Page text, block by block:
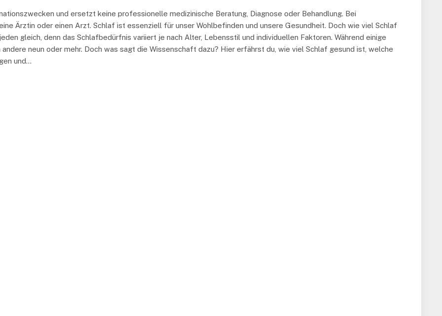
und ersetzt keine professionelle medizinische Beratung, Diagnose oder Behandlung. Bei
Ärztin oder einen Arzt. Schlaf ist essenziell für unser Wohlbefinden und unsere Gesundheit. Doch wie viel Schlaf
gleich, denn das Schlafbedürfnis variiert je nach Alter, Lebensstil und individuellen Faktoren. Während einige
neun oder mehr. Doch was sagt die Wissenschaft dazu? Hier erfährst du, wie viel Schlaf gesund ist, welche
und…